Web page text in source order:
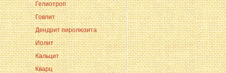
Гелиотроп
Говлит
Дендрит пиролюзита
Иолит
Кальцит
Кварц